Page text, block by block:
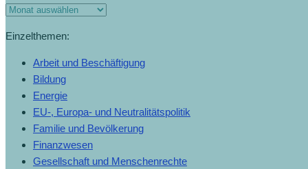
Monats-
Einzelthemen:
Arbeit und Beschäftigung
Bildung
Energie
EU-, Europa- und Neutralitätspolitik
Familie und Bevölkerung
Finanzwesen
Gesellschaft und Menschenrechte